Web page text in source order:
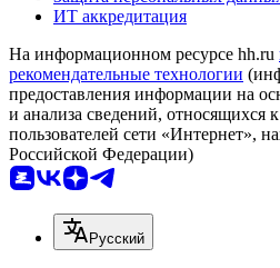
ИТ аккредитация
На информационном ресурсе hh.ru
рекомендательные технологии
предоставления информации на
и анализа сведений, относящихся
пользователей сети «Интернет»,
Российской Федерации)
Русский